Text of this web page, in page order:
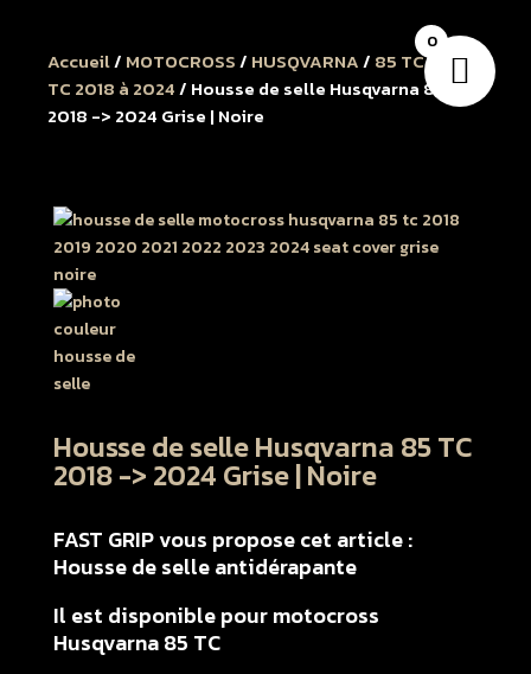
Accueil/ MOTOCROSS/ HUSQVARNA/ 85 TC/
85
TC 2018 à 2024/ Housse de selle Husqvarna 85 TC
2018 -> 2024 Grise | Noire
Housse de selle Husqvarna 85 TC
2018 -> 2024 Grise | Noire
FAST GRIP vous propose cet article :
Housse de selle antidérapante
Il est disponible pour motocross
Husqvarna 85 TC
0